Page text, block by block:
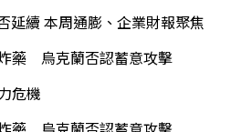
延續 本周通膨、企業財報聚焦
藥 烏克蘭否認蓄意攻擊
危機